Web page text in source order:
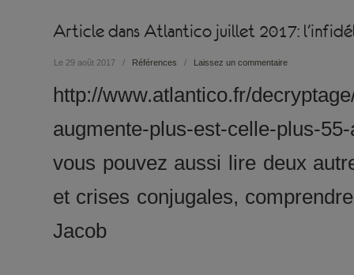
Article dans Atlantico juillet 2017:
Le 29 août 2017 / Références / Laissez un commentaire
http://www.atlantico.fr/
augmente-plus-est-celle-plus-
vous pouvez aussi lire deux
et crises conjugales,
Jacob